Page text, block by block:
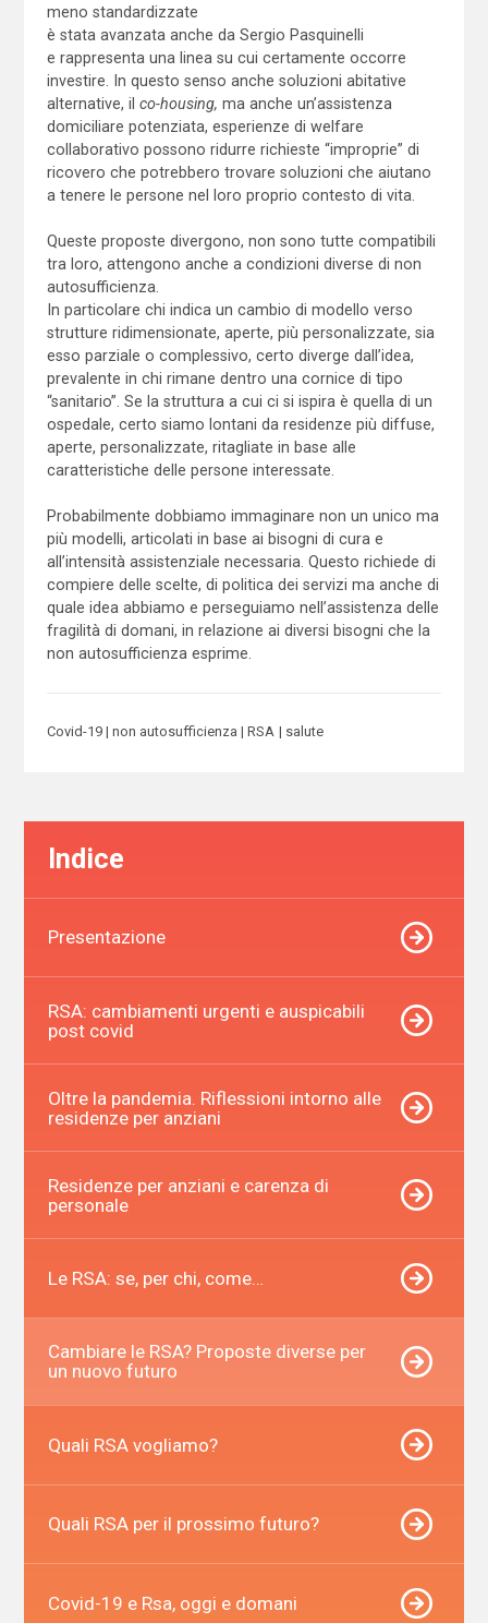
meno standardizzate
è stata avanzata anche da Sergio Pasquinelli
e rappresenta una linea su cui certamente occorre
investire. In questo senso anche soluzioni abitative
alternative, il co-housing, ma anche un’assistenza
domiciliare potenziata, esperienze di welfare
collaborativo possono ridurre richieste “improprie” di
ricovero che potrebbero trovare soluzioni che aiutano
a tenere le persone nel loro proprio contesto di vita.
Queste proposte divergono, non sono tutte compatibili
tra loro, attengono anche a condizioni diverse di non
autosufficienza.
In particolare chi indica un cambio di modello verso
strutture ridimensionate, aperte, più personalizzate, sia
esso parziale o complessivo, certo diverge dall’idea,
prevalente in chi rimane dentro una cornice di tipo
“sanitario”. Se la struttura a cui ci si ispira è quella di un
ospedale, certo siamo lontani da residenze più diffuse,
aperte, personalizzate, ritagliate in base alle
caratteristiche delle persone interessate.
Probabilmente dobbiamo immaginare non un unico ma
più modelli, articolati in base ai bisogni di cura e
all’intensità assistenziale necessaria. Questo richiede di
compiere delle scelte, di politica dei servizi ma anche di
quale idea abbiamo e perseguiamo nell’assistenza delle
fragilità di domani, in relazione ai diversi bisogni che la
non autosufficienza esprime.
Covid-19 non autosufficienza RSA salute
Indice
Presentazione
RSA: cambiamenti urgenti e auspicabili
post covid
Oltre la pandemia. Riflessioni intorno alle
residenze per anziani
Residenze per anziani e carenza di
personale
Le RSA: se, per chi, come…
Cambiare le RSA? Proposte diverse per
un nuovo futuro
Quali RSA vogliamo?
Quali RSA per il prossimo futuro?
Covid-19 e Rsa, oggi e domani